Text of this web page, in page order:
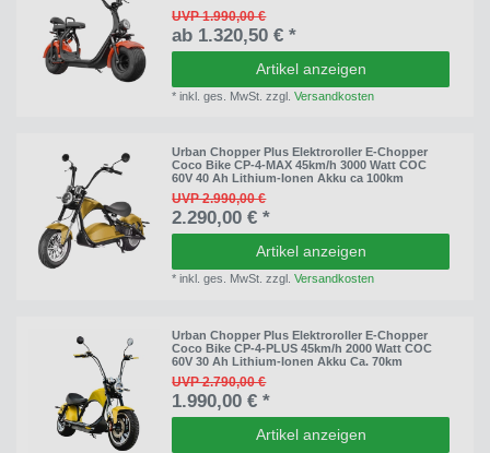
UVP 1.990,00 €
ab 1.320,50 € *
Artikel anzeigen
*inkl. ges. MwSt. zzgl.Versandkosten
Urban Chopper Plus Elektroroller E-Chopper
Coco Bike CP-4-MAX 45km/h 3000 Watt COC
60V 40 Ah Lithium-Ionen Akku ca 100km
UVP 2.990,00 €
2.290,00 € *
Artikel anzeigen
*inkl. ges. MwSt. zzgl.Versandkosten
Urban Chopper Plus Elektroroller E-Chopper
Coco Bike CP-4-PLUS 45km/h 2000 Watt COC
60V 30 Ah Lithium-Ionen Akku Ca. 70km
UVP 2.790,00 €
1.990,00 € *
Artikel anzeigen